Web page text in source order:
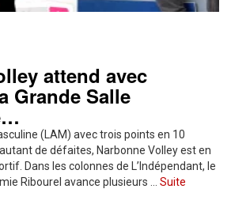
attend avec
Grande Salle
(LAM) avec trois points en 10
de défaites, Narbonne Volley est en
Dans les colonnes de L’Indépendant, le
Ribourel avance plusieurs … Suite